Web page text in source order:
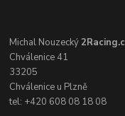
Michal Nouzecký
Chválenice 41
33205
Chválenice u Plzně
tel: +420 608 08 18 08